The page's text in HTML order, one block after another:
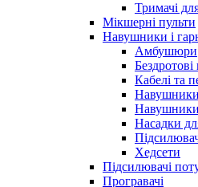
Тримачі
Мікшерні пульти
Навушники і
Амбушюри
Кабелі та
Навушники
Навушники
Насадки
Хедсети
Підсилювачі
Програвачі